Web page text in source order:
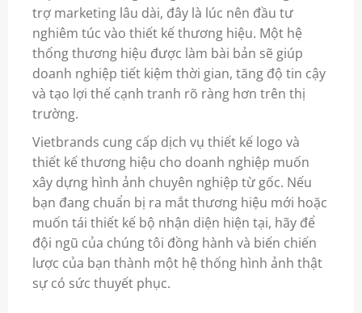
trợ marketing lâu dài, đây là lúc nên đầu tư
nghiêm túc vào thiết kế thương hiệu. Một hệ
thống thương hiệu được làm bài bản sẽ giúp
doanh nghiệp tiết kiệm thời gian, tăng độ tin cậy
và tạo lợi thế cạnh tranh rõ ràng hơn trên thị
trường.
Vietbrands cung cấp dịch vụ thiết kế logo và
thiết kế thương hiệu cho doanh nghiệp muốn
xây dựng hình ảnh chuyên nghiệp từ gốc. Nếu
bạn đang chuẩn bị ra mắt thương hiệu mới hoặc
muốn tái thiết kế bộ nhận diện hiện tại, hãy để
đội ngũ của chúng tôi đồng hành và biến chiến
lược của bạn thành một hệ thống hình ảnh thật
sự có sức thuyết phục.